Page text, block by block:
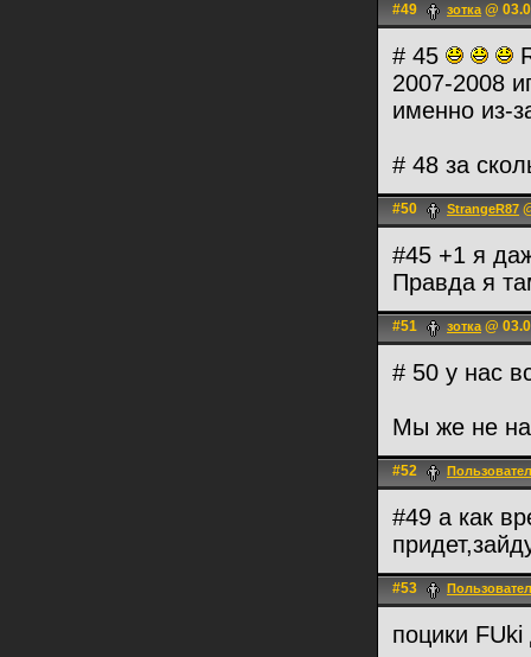
#49 зотка@
# 45
2007-2008
именно из-
# 48 за
#50 StrangeR87
#45 +1 я
Правда я
#51 зотка@
# 50 у нас
Мы же не
#52
#49 а как
#53
поцики